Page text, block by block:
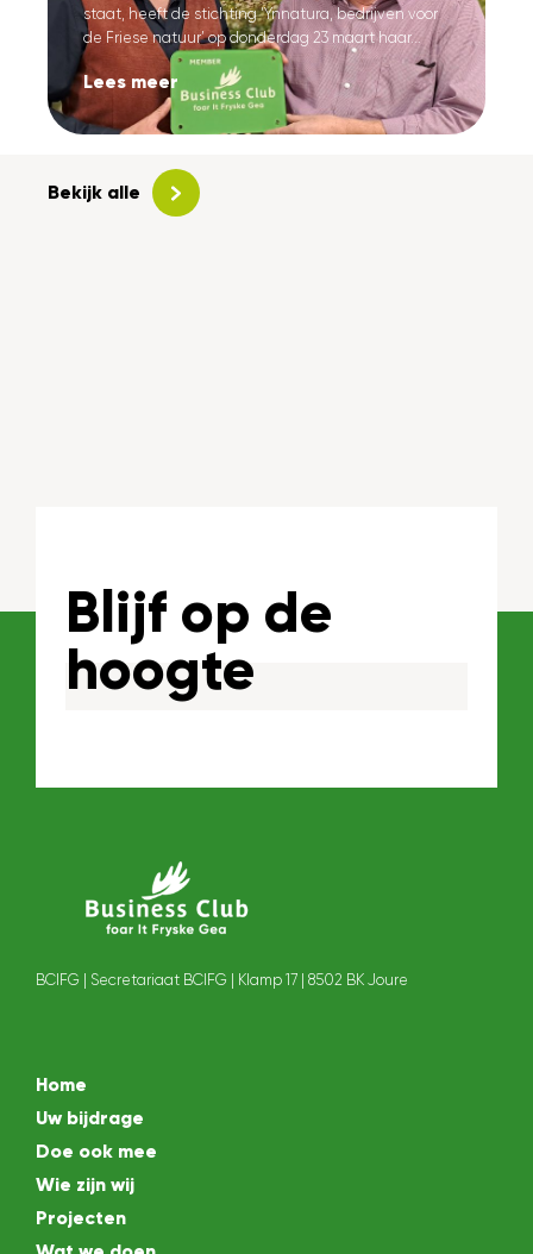
staat, heeft de stichting ‘Ynnatura, bedrijven voor
de Friese natuur’ op donderdag 23 maart haar...
Lees meer
Bekijk alle
Blijf op de
hoogte
BCIFG | Secretariaat BCIFG | Klamp 17 | 8502 BK Joure
Home
Uw bijdrage
Doe ook mee
Wie zijn wij
Projecten